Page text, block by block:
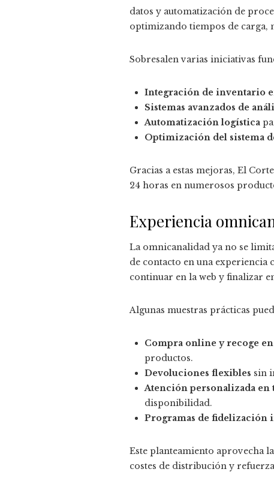
datos y automatización de
optimizando tiempos de carga,
Sobresalen varias iniciativas
Integración de inventario
Sistemas avanzados de
Automatización logística
Optimización del sistema
Gracias a estas mejoras, El
24 horas en numerosos
Experiencia
La omnicanalidad ya no se
de contacto en una
continuar en la web y finalizar
Algunas muestras prácticas
Compra online y recoge
productos.
Devoluciones flexibles sin
Atención personalizada en
disponibilidad.
Programas de fidelización
Este planteamiento aprovecha
costes de distribución y